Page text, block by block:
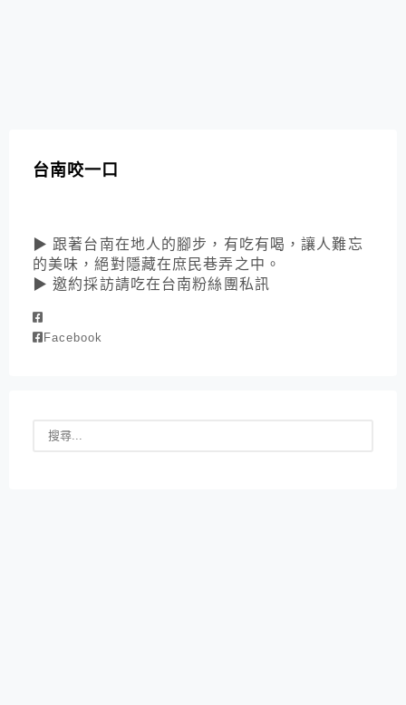
台南咬一口
▶ 跟著台南在地人的腳步，有吃有喝，讓人難忘
的美味，絕對隱藏在庶民巷弄之中。
▶ 邀約採訪請吃在台南粉絲團私訊
Facebook